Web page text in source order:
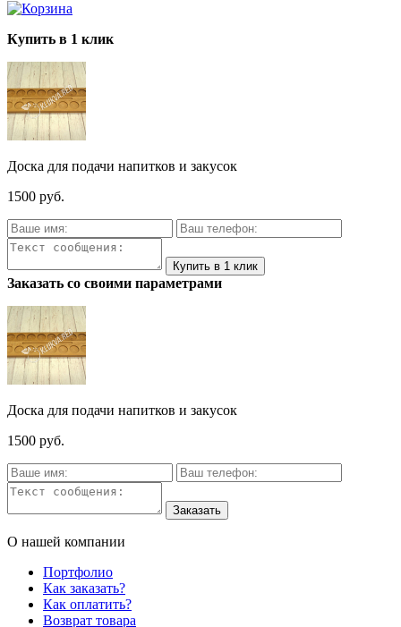
Купить в 1 клик
Доска для подачи напитков и закусок
1500 руб.
Заказать со своими параметрами
Доска для подачи напитков и закусок
1500 руб.
О нашей компании
Портфолио
Как заказать?
Как оплатить?
Возврат товара